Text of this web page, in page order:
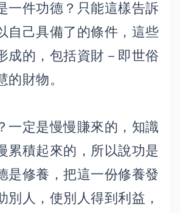
一件功德？只能這樣告訴
自己具備了的條件，這些
成的，包括資財－即世俗
的財物。
一定是慢慢賺來的，知識
累積起來的，所以說功是
是修養，把這一份修養發
別人，使別人得到利益，